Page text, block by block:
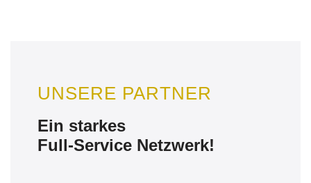
UNSERE PARTNER
Ein starkes
Full-Service Netzwerk!